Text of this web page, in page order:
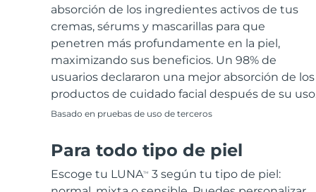
absorción de los ingredientes activos de tus
cremas, sérums y mascarillas para que
penetren más profundamente en la piel,
maximizando sus beneficios. Un 98% de
usuarios declararon una mejor absorción de los
productos de cuidado facial después de su
Basado en pruebas de uso de terceros
Para todo tipo de piel
Escoge tu LUNATM
3 según tu tipo de piel: